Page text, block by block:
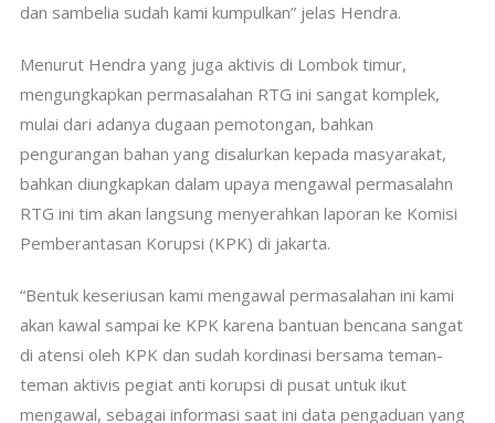
dan sambelia sudah kami kumpulkan” jelas Hendra.
Menurut Hendra yang juga aktivis di Lombok timur,
mengungkapkan permasalahan RTG ini sangat komplek,
mulai dari adanya dugaan pemotongan, bahkan
pengurangan bahan yang disalurkan kepada masyarakat,
bahkan diungkapkan dalam upaya mengawal permasalahn
RTG ini tim akan langsung menyerahkan laporan ke Komisi
Pemberantasan Korupsi (KPK) di jakarta.
“Bentuk keseriusan kami mengawal permasalahan ini kami
akan kawal sampai ke KPK karena bantuan bencana sangat
di atensi oleh KPK dan sudah kordinasi bersama teman-
teman aktivis pegiat anti korupsi di pusat untuk ikut
mengawal, sebagai informasi saat ini data pengaduan yang